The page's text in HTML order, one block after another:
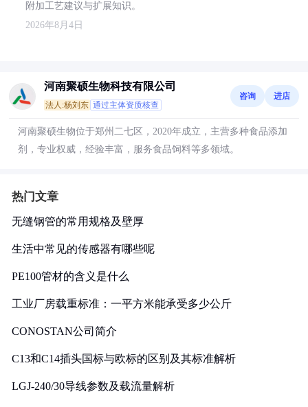
附加工艺建议与扩展知识。
2026年8月4日
河南聚硕生物科技有限公司
法人:杨刘东 通过主体资质核查
咨询 进店
河南聚硕生物位于郑州二七区，2020年成立，主营多种食品添加
剂，专业权威，经验丰富，服务食品饲料等多领域。
热门文章
无缝钢管的常用规格及壁厚
生活中常见的传感器有哪些呢
PE100管材的含义是什么
工业厂房载重标准：一平方米能承受多少公斤
CONOSTAN公司简介
C13和C14插头国标与欧标的区别及其标准解析
LGJ-240/30导线参数及载流量解析